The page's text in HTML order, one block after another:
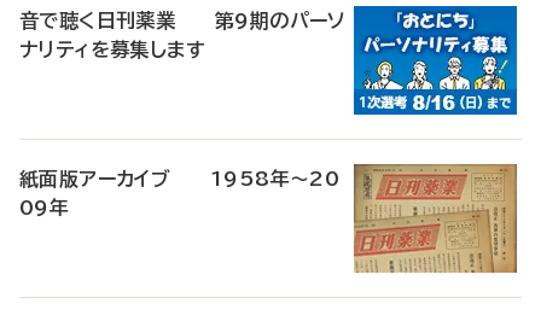
音で聴く日刊薬業 第9期のパーソ
ナリティを募集します
紙面版アーカイブ 1958年～20
09年